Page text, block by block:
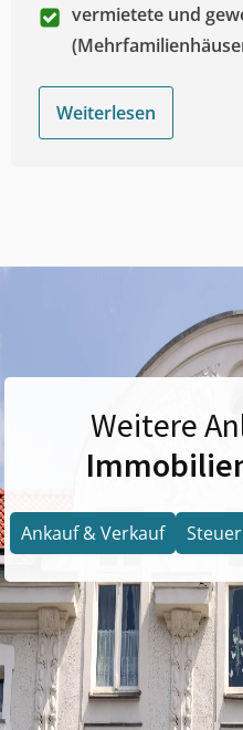
vermietete und
Weiterlesen
Weitere
Ankauf & Verkauf